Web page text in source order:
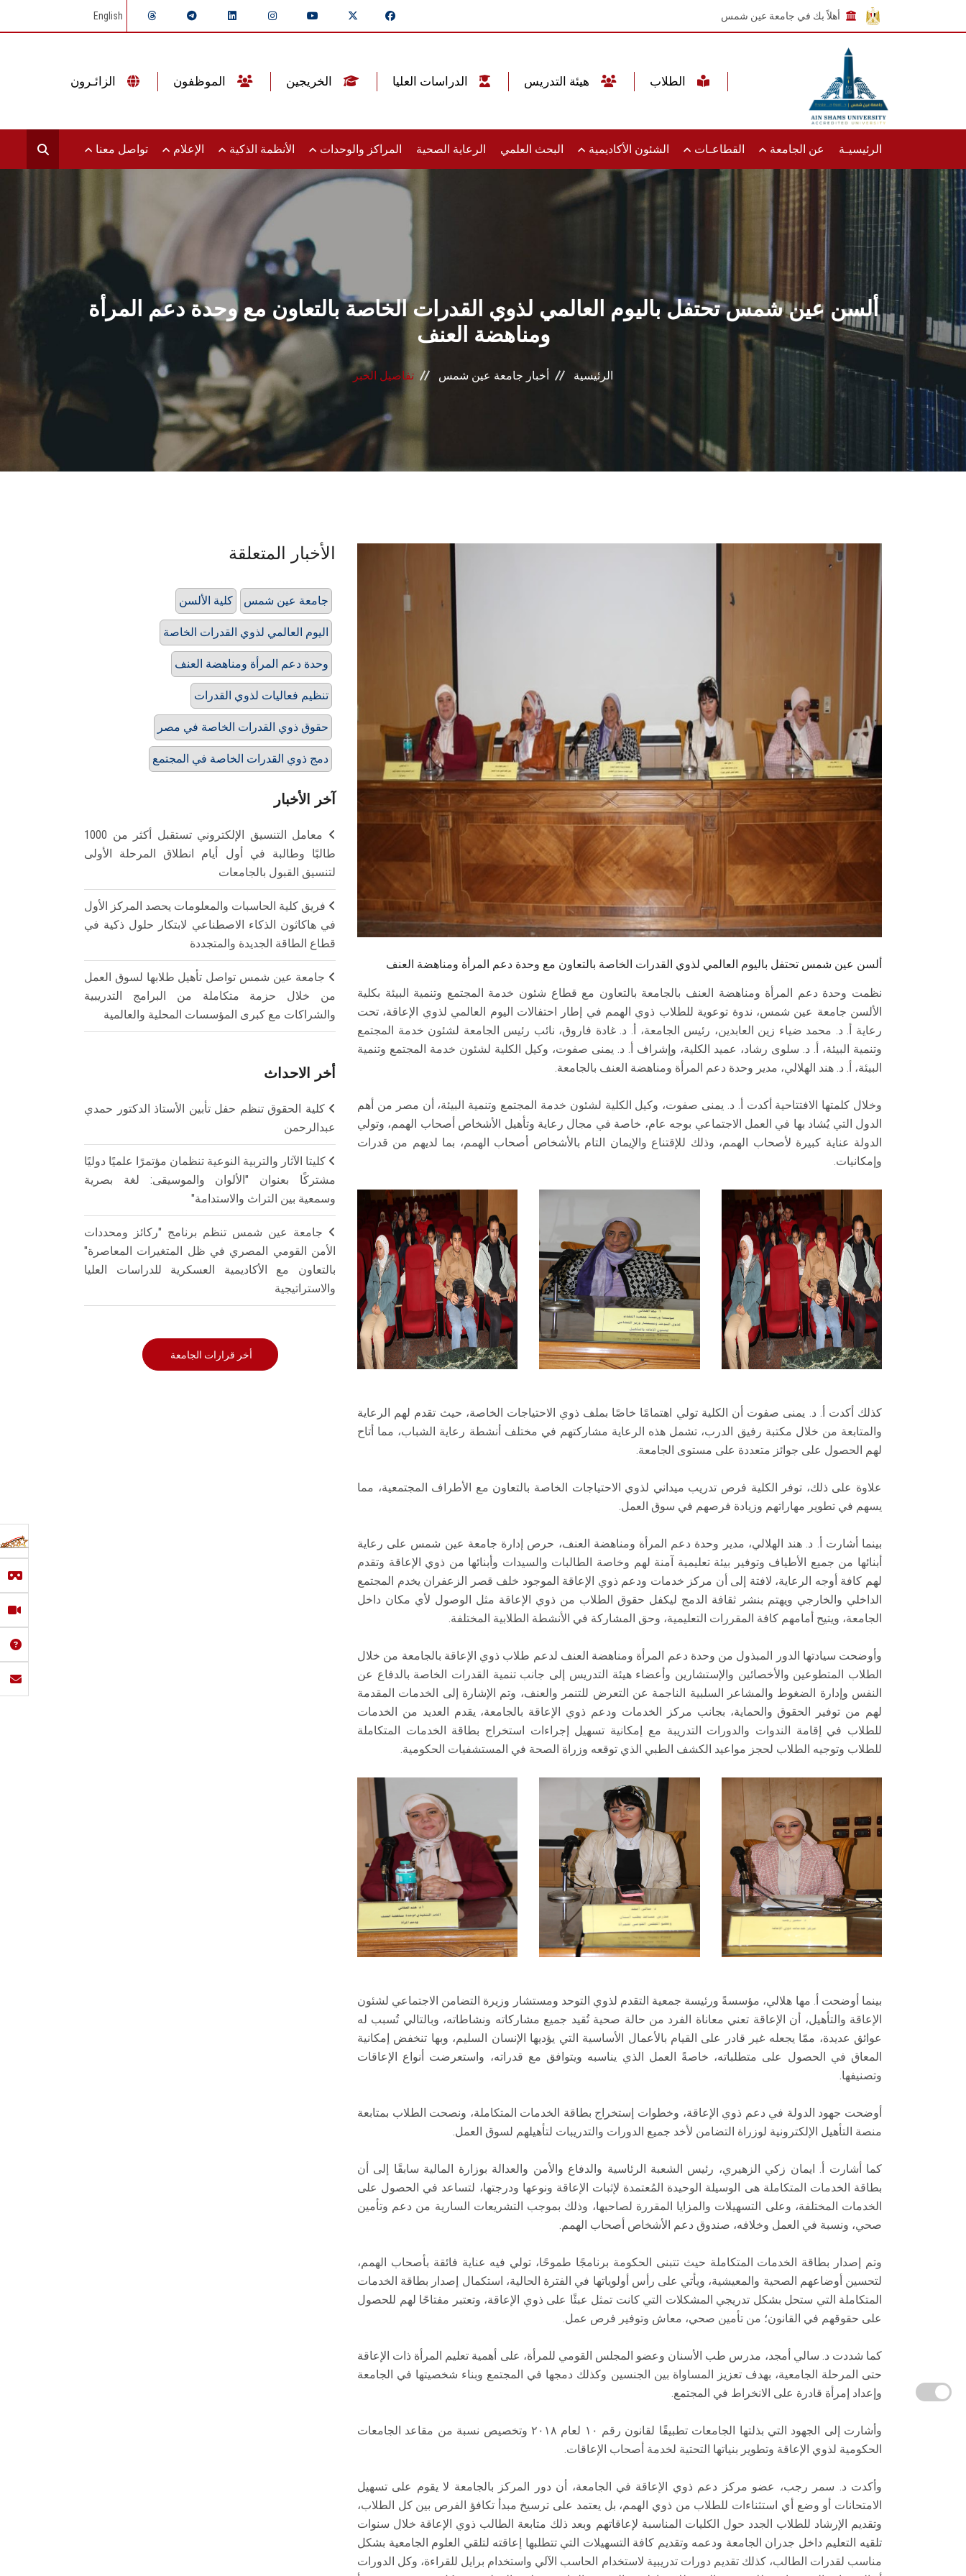
أهلاً بك في جامعة عين شمس English
الرئيسيـة عن الجامعة القطاعـات الشئون الأكاديمية البحث العلمي الرعاية الصحية المراكز والوحدات الأنظمة الذكية الإعلام تواصل معنا
ألسن عين شمس تحتفل باليوم العالمي لذوي القدرات الخاصة بالتعاون مع وحدة دعم المرأة
ومناهضة العنف
الرئيسية أخبار جامعة عين شمس تفاصيل الخبر
ألسن عين شمس تحتفل باليوم العالمي لذوي القدرات الخاصة بالتعاون مع وحدة دعم المرأة ومناهضة العنف
نظمت وحدة دعم المرأة ومناهضة العنف بالجامعة بالتعاون مع قطاع شئون خدمة المجتمع وتنمية البيئة بكلية
الألسن جامعة عين شمس، ندوة توعوية للطلاب ذوي الهمم في إطار احتفالات اليوم العالمي لذوي الإعاقة، تحت
رعاية أ. د. محمد ضياء زين العابدين، رئيس الجامعة، أ. د. غادة فاروق، نائب رئيس الجامعة لشئون خدمة المجتمع
وتنمية البيئة، أ. د. سلوى رشاد، عميد الكلية، وإشراف أ. د. يمنى صفوت، وكيل الكلية لشئون خدمة المجتمع وتنمية
البيئة، أ. د. هند الهلالي، مدير وحدة دعم المرأة ومناهضة العنف بالجامعة.
وخلال كلمتها الافتتاحية أكدت أ. د. يمنى صفوت، وكيل الكلية لشئون خدمة المجتمع وتنمية البيئة، أن مصر من أهم
الدول التي يُشاد بها في العمل الاجتماعي بوجه عام، خاصة في مجال رعاية وتأهيل الأشخاص أصحاب الهمم، وتولي
الدولة عناية كبيرة لأصحاب الهمم، وذلك للإقتناع والإيمان التام بالأشخاص أصحاب الهمم، بما لديهم من قدرات
وإمكانيات.
كذلك أكدت أ. د. يمنى صفوت أن الكلية تولي اهتمامًا خاصًا بملف ذوي الاحتياجات الخاصة، حيث تقدم لهم الرعاية
والمتابعة من خلال مكتبة رفيق الدرب، تشمل هذه الرعاية مشاركتهم في مختلف أنشطة رعاية الشباب، مما أتاح
لهم الحصول على جوائز متعددة على مستوى الجامعة.
علاوة على ذلك، توفر الكلية فرص تدريب ميداني لذوي الاحتياجات الخاصة بالتعاون مع الأطراف المجتمعية، مما
يسهم في تطوير مهاراتهم وزيادة فرصهم في سوق العمل.
بينما أشارت أ. د. هند الهلالي، مدير وحدة دعم المرأة ومناهضة العنف، حرص إدارة جامعة عين شمس على رعاية
أبنائها من جميع الأطياف وتوفير بيئة تعليمية آمنة لهم وخاصة الطالبات والسيدات وأبنائها من ذوي الإعاقة وتقدم
لهم كافة أوجه الرعاية، لافتة إلى أن مركز خدمات ودعم ذوي الإعاقة الموجود خلف قصر الزعفران يخدم المجتمع
الداخلي والخارجي ويهتم بنشر ثقافة الدمج ليكفل حقوق الطلاب من ذوي الإعاقة مثل الوصول لأي مكان داخل
الجامعة، ويتيح أمامهم كافة المقررات التعليمية، وحق المشاركة في الأنشطة الطلابية المختلفة.
وأوضحت سيادتها الدور المبذول من وحدة دعم المرأة ومناهضة العنف لدعم طلاب ذوي الإعاقة بالجامعة من خلال
الطلاب المتطوعين والأخصائين والإستشارين وأعضاء هيئة التدريس إلى جانب تنمية القدرات الخاصة بالدفاع عن
النفس وإدارة الضغوط والمشاعر السلبية الناجمة عن التعرض للتنمر والعنف، وتم الإشارة إلى الخدمات المقدمة
لهم من توفير الحقوق والحماية، بجانب مركز الخدمات ودعم ذوي الإعاقة بالجامعة، يقدم العديد من الخدمات
للطلاب في إقامة الندوات والدورات التدريبة مع إمكانية تسهيل إجراءات استخراج بطاقة الخدمات المتكاملة
للطلاب وتوجيه الطلاب لحجز مواعيد الكشف الطبي الذي توقعه وزراة الصحة في المستشفيات الحكومية.
بينما أوضحت أ. مها هلالي، مؤسسةً ورئيسة جمعية التقدم لذوي التوحد ومستشار وزيرة التضامن الاجتماعي لشئون
الإعاقة والتأهيل، أن الإعاقة تعني معاناة الفرد من حالة صحية تُقيد جميع مشاركاته ونشاطاته، وبالتالي تُسبب له
عوائق عديدة، ممّا يجعله غير قادر على القيام بالأعمال الأساسية التي يؤديها الإنسان السليم، وبها تنخفض إمكانية
المعاق في الحصول على متطلباته، خاصةً العمل الذي يناسبه ويتوافق مع قدراته، واستعرضت أنواع الإعاقات
وتصنيفها.
أوضحت جهود الدولة في دعم ذوي الإعاقة، وخطوات إستخراج بطاقة الخدمات المتكاملة، ونصحت الطلاب بمتابعة
منصة التأهيل الإلكترونية لوزراة التضامن لأخد جميع الدورات والتدريبات لتأهيلهم لسوق العمل.
كما أشارت أ. ايمان زكي الزهيري، رئيس الشعبة الرئاسية والدفاع والأمن والعدالة بوزارة المالية سابقًا إلى أن
بطاقة الخدمات المتكاملة هى الوسيلة الوحيدة المُعتمدة لإثبات الإعاقة ونوعها ودرجتها، لتساعد في الحصول على
الخدمات المختلفة، وعلى التسهيلات والمزايا المقررة لصاحبها، وذلك بموجب التشريعات السارية من دعم وتأمين
صحي، ونسبة في العمل وخلافه، صندوق دعم الأشخاص أصحاب الهمم.
وتم إصدار بطاقة الخدمات المتكاملة حيث تتبنى الحكومة برنامجًا طموحًا، تولي فيه عناية فائقة بأصحاب الهمم،
لتحسين أوضاعهم الصحية والمعيشية، ويأتي على رأس أولوياتها في الفترة الحالية، استكمال إصدار بطاقة الخدمات
المتكاملة التي ستحل بشكل تدريجي المشكلات التي كانت تمثل عبئًا على ذوي الإعاقة، وتعتبر مفتاحًا لهم للحصول
على حقوقهم في القانون؛ من تأمين صحي، معاش وتوفير فرص عمل.
كما شددت د. سالي أمجد، مدرس طب الأسنان وعضو المجلس القومي للمرأة، على أهمية تعليم المرأة ذات الإعاقة
حتى المرحلة الجامعية، بهدف تعزيز المساواة بين الجنسين وكذلك دمجها في المجتمع وبناء شخصيتها في الجامعة
وإعداد إمرأة قادرة على الانخراط في المجتمع.
وأشارت إلى الجهود التي بذلتها الجامعات تطبيقًا لقانون رقم ١٠ لعام ٢٠١٨ وتخصيص نسبة من مقاعد الجامعات
الحكومية لذوي الإعاقة وتطوير بنياتها التحتية لخدمة أصحاب الإعاقات.
وأكدت د. سمر رجب، عضو مركز دعم ذوي الإعاقة في الجامعة، أن دور المركز بالجامعة لا يقوم على تسهيل
الامتحانات أو وضع أي استثناءات للطلاب من ذوي الهمم، بل يعتمد على ترسيخ مبدأ تكافؤ الفرص بين كل الطلاب،
وتقديم الإرشاد للطلاب الجدد حول الكليات المناسبة لإعاقاتهم وبعد ذلك متابعة الطالب ذوي الإعاقة خلال سنوات
تلقيه التعليم داخل جدران الجامعة ودعمه وتقديم كافة التسهيلات التي تتطلبها إعاقته لتلقي العلوم الجامعية بشكل
مناسب لقدرات الطالب، كذلك تقديم دورات تدريبية لاستخدام الحاسب الآلي واستخدام برايل للقراءة، وكل الدورات
الأخبار المتعلقة
كلية الألسن جامعة عين شمس
اليوم العالمي لذوي القدرات الخاصة
وحدة دعم المرأة ومناهضة العنف
تنظيم فعاليات لذوي القدرات
حقوق ذوي القدرات الخاصة في مصر
دمج ذوي القدرات الخاصة في المجتمع
آخر الأخبار
معامل التنسيق الإلكتروني تستقبل أكثر من 1000
طالبًا وطالبة في أول أيام انطلاق المرحلة الأولى
لتنسيق القبول بالجامعات
فريق كلية الحاسبات والمعلومات يحصد المركز الأول
في هاكاثون الذكاء الاصطناعي لابتكار حلول ذكية في
قطاع الطاقة الجديدة والمتجددة
جامعة عين شمس تواصل تأهيل طلابها لسوق العمل
من خلال حزمة متكاملة من البرامج التدريبية
والشراكات مع كبرى المؤسسات المحلية والعالمية
أخر الاحداث
كلية الحقوق تنظم حفل تأبين الأستاذ الدكتور حمدي
عبدالرحمن
كليتا الآثار والتربية النوعية تنظمان مؤتمرًا علميًا دوليًا
مشتركًا بعنوان "الألوان والموسيقى: لغة بصرية
وسمعية بين التراث والاستدامة"
جامعة عين شمس تنظم برنامج "ركائز ومحددات
الأمن القومي المصري في ظل المتغيرات المعاصرة"
بالتعاون مع الأكاديمية العسكرية للدراسات العليا
والاستراتيجية
أخر قرارات الجامعة